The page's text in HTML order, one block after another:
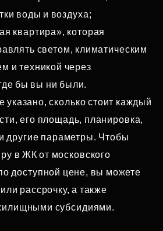
воды и воздуха;
квартира», которая
светом, климатическим
и техникой через
бы вы ни были.
указано, сколько стоит каждый
его площадь, планировка,
другие параметры. Чтобы
в ЖК от московского
доступной цене, вы можете
рассрочку, а также
субсидиями.